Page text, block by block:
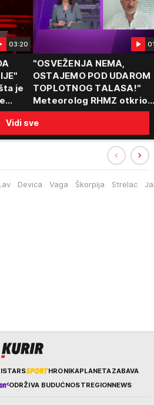
03:20
je
"OSVEŽENJA NEMA,
OSTAJEMO POD UDAROM
TOPLOTNOG TALASA!"
Meteorolog RHMZ otkrio
kakvo vreme nas čeka do
kraja avgusta
Vidi sve
Devica Vaga Škorpija Strelac
STARS HRONIKAPLANETAZABAVA
ODRŽIVA BUDUĆNOSTREGIONNEWS